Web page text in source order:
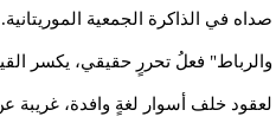
صداه في الذاكرة الجمعية
والرباط" فعلُ تحررٍ حقيقي، يكسر
لعقود خلف أسوار لغةٍ وافدة، غريبة